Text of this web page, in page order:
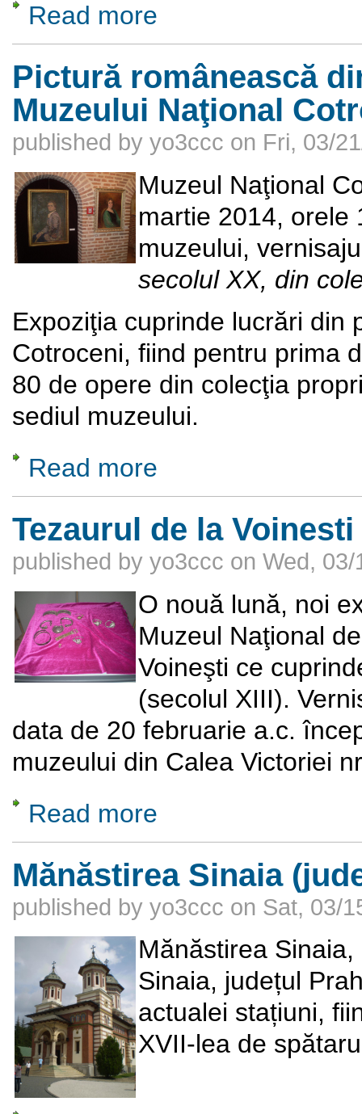
Read more
Pictură românească
Muzeului Naţional
published by yo3ccc on Fri, 03/
Muzeul Naţional
martie 2014, orele
muzeului,
secolul XX, din
Expoziţia cuprinde lucrări din
Cotroceni, fiind pentru prima
80 de opere din colecţia
sediul muzeului.
Read more
Tezaurul de la
published by yo3ccc on Wed,
O nouă lună, noi
Muzeul Naţional
Voineşti ce
(secolul XIII).
data de 20 februarie a.c.
muzeului din Calea Victoriei
Read more
Mănăstirea Sinaia
published by yo3ccc on Sat, 03/
Mănăstirea
Sinaia, județul
actualei stațiuni,
XVII-lea de